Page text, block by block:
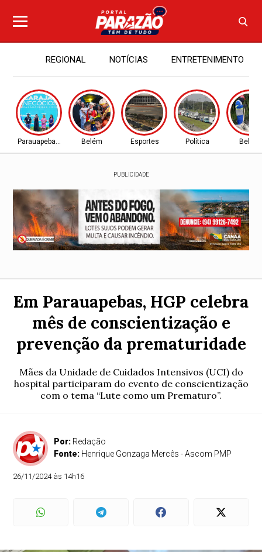
REGIONAL NOTÍCIAS ENTRETENIMENTO
Parauapebas - PA Belém Esportes Política Belém
PUBLICIDADE
Em Parauapebas, HGP celebra
mês de conscientização e
prevenção da prematuridade
Mães da Unidade de Cuidados Intensivos (UCI) do
hospital participaram do evento de conscientização
com o tema “Lute como um Prematuro”.
Por: Redação
Fonte: Henrique Gonzaga Mercês - Ascom PMP
26/11/2024 às 14h16